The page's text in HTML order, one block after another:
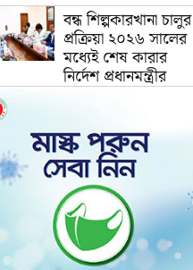
বন্ধ শিল্পকারখানা চালুর
প্রক্রিয়া ২০২৬ সালের
মধ্যেই শেষ কারার
নির্দেশ প্রধানমন্ত্রীর